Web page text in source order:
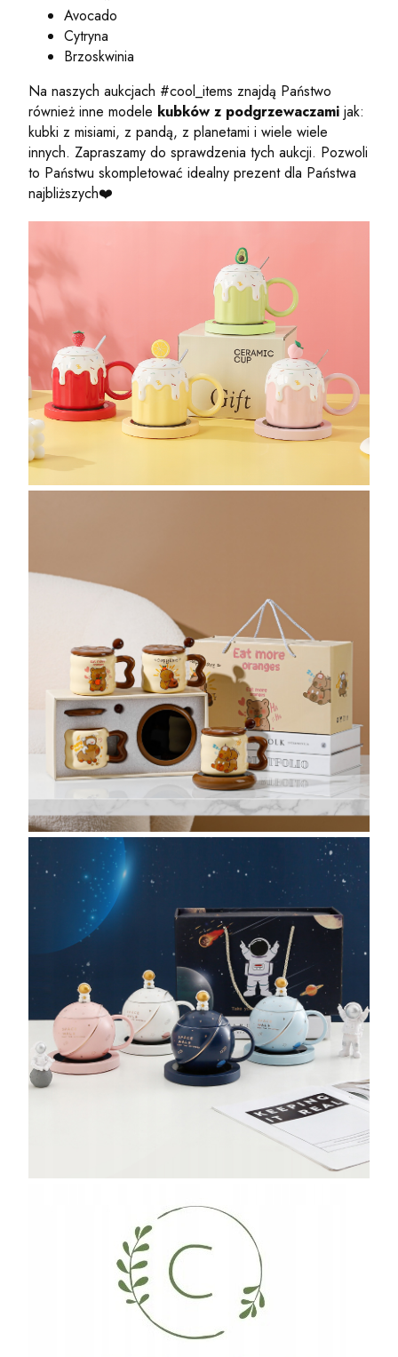
Avocado
Cytryna
Brzoskwinia
Na naszych aukcjach #cool_items znajdą Państwo
również inne modele kubków z podgrzewaczami jak:
kubki z misiami, z pandą, z planetami i wiele wiele
innych. Zapraszamy do sprawdzenia tych aukcji. Pozwoli
to Państwu skompletować idealny prezent dla Państwa
najbliższych❤️